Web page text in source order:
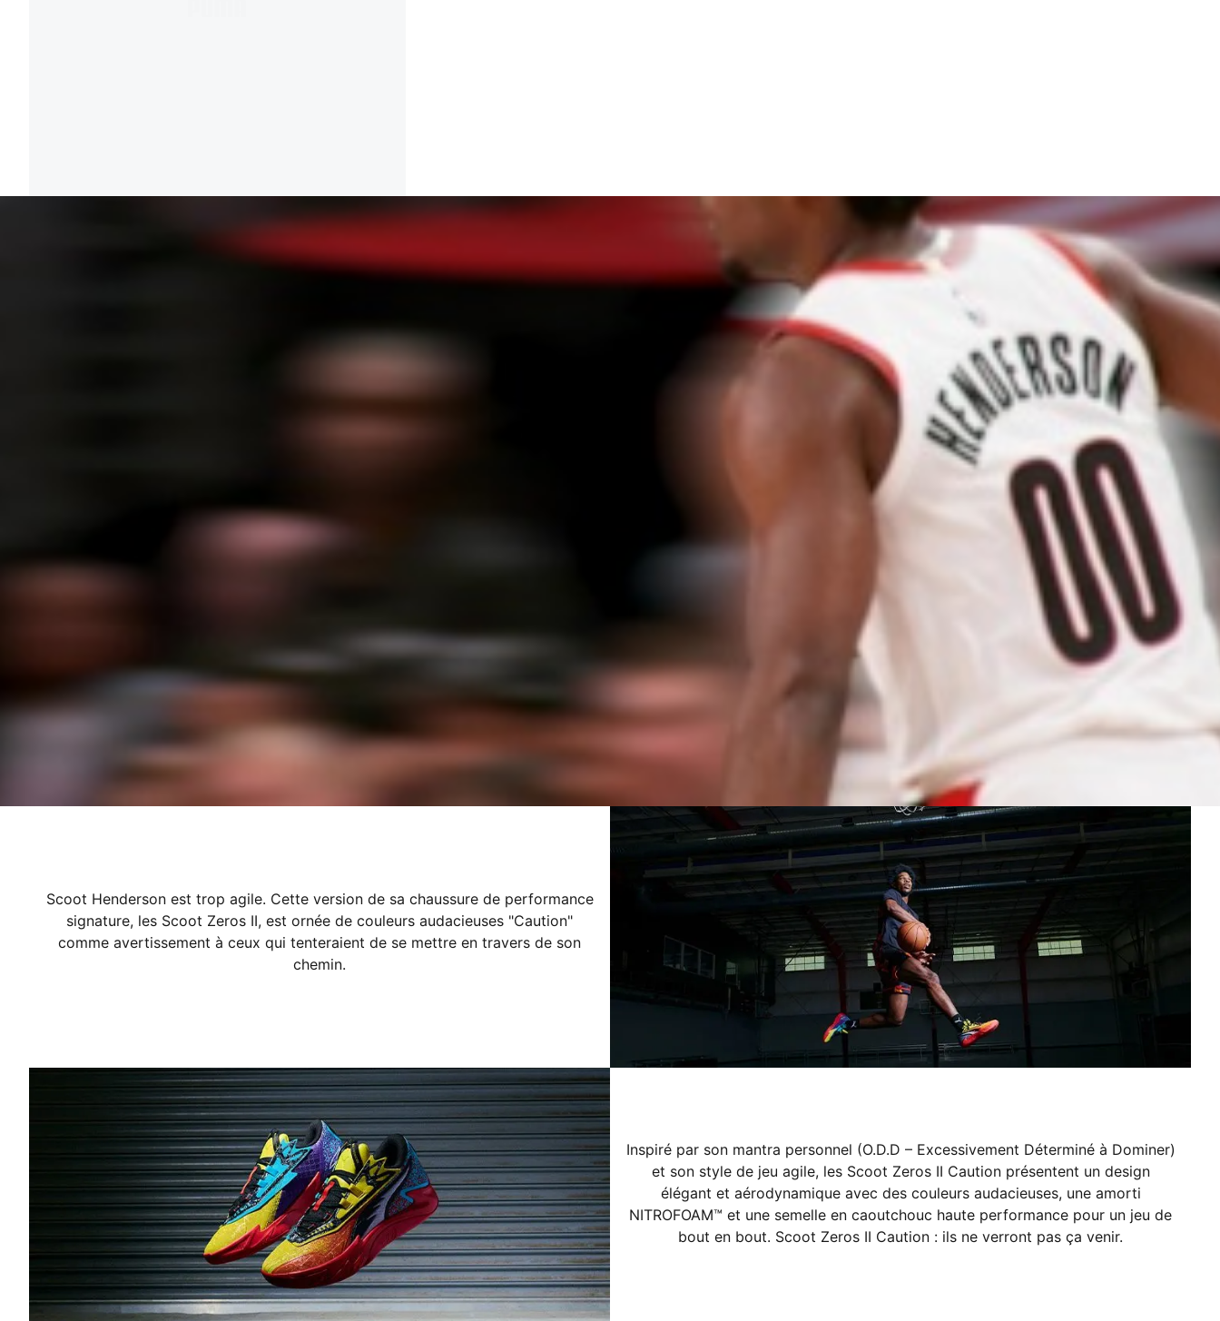
Scoot Henderson est trop agile. Cette version de sa chaussure de performance
signature, les Scoot Zeros II, est ornée de couleurs audacieuses "Caution"
comme avertissement à ceux qui tenteraient de se mettre en travers de son
chemin.
Inspiré par son mantra personnel (O.D.D – Excessivement Déterminé à Dominer)
et son style de jeu agile, les Scoot Zeros II Caution présentent un design
élégant et aérodynamique avec des couleurs audacieuses, une amorti
NITROFOAM™ et une semelle en caoutchouc haute performance pour un jeu de
bout en bout. Scoot Zeros II Caution : ils ne verront pas ça venir.